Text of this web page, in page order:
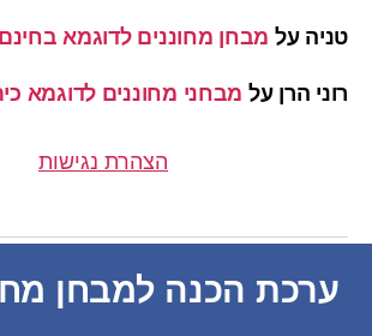
טניה על מבחן מחוננים לדוגמא בחינם
רוני הרן על מבחני מחוננים לדוגמא
הצהרת נגישות
© 2026 מחוננים
ערכת הכנה למבחן